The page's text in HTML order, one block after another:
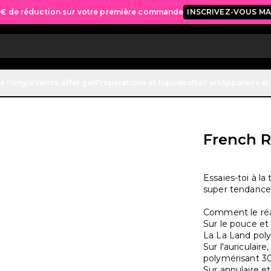
€ de réduction sur votre première commande INSCRIVEZ-VOUS
French
Essaies-toi à
super tendance
Comment le
Sur le pouce
La La Land
Sur
polymérisant